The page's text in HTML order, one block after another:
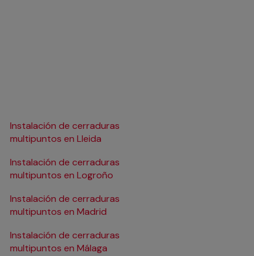
Instalación de cerraduras
multipuntos en Lleida
Instalación de cerraduras
multipuntos en Logroño
Instalación de cerraduras
multipuntos en Madrid
Instalación de cerraduras
multipuntos en Málaga